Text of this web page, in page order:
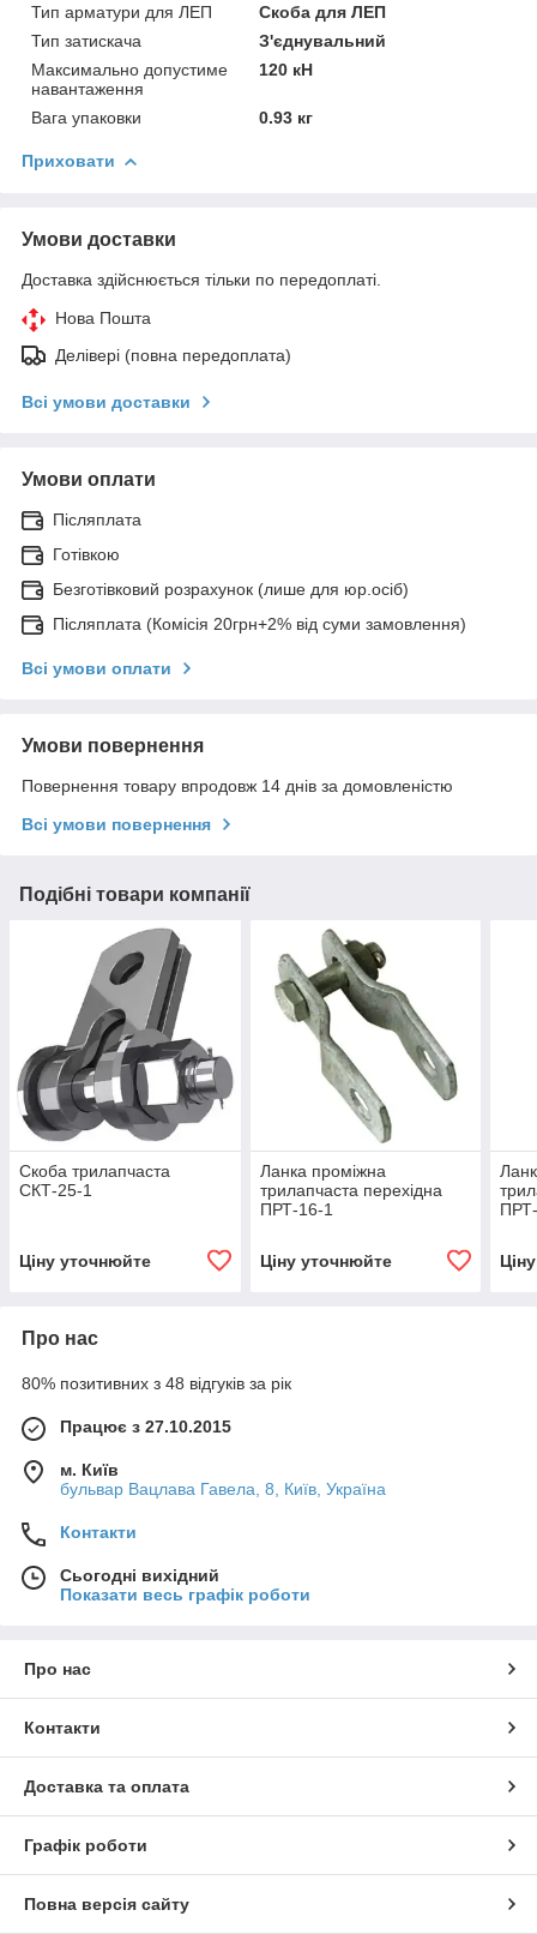
Тип арматури для ЛЕП
Скоба для ЛЕП
Тип затискача
З'єднувальний
Максимально допустиме
навантаження
120 кН
Вага упаковки 0.93 кг
Приховати
Умови доставки
Доставка здійснюється тільки по передоплаті.
Нова Пошта
Делівері (повна передоплата)
Всі умови доставки
Умови оплати
Післяплата
Готівкою
Безготівковий розрахунок (лише для юр.осіб)
Післяплата (Комісія 20грн+2% від суми замовлення)
Всі умови оплати
Умови повернення
Повернення товару впродовж 14 днів за домовленістю
Всі умови повернення
Подібні товари компанії
Скоба трилапчаста
СКТ-25-1
Ціну уточнюйте
Ланка проміжна
трилапчаста перехідна
ПРТ-16-1
Ціну уточнюйте
Про нас
80% позитивних з 48 відгуків за рік
Працює з 27.10.2015
м. Київ
бульвар Вацлава Гавела, 8, Київ, Україна
Контакти
Сьогодні вихідний
Показати весь графік роботи
Про нас
Контакти
Доставка та оплата
Графік роботи
Повна версія сайту